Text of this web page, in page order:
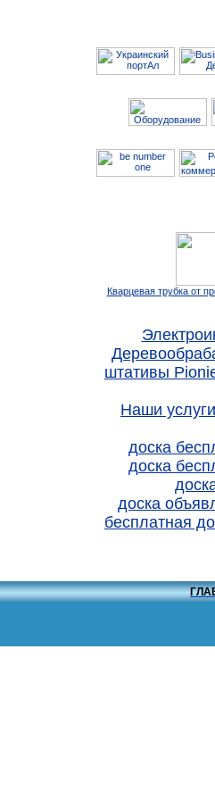
Кварцевая трубка от
штативы
Наши
доска
доска
доска
бесплатная